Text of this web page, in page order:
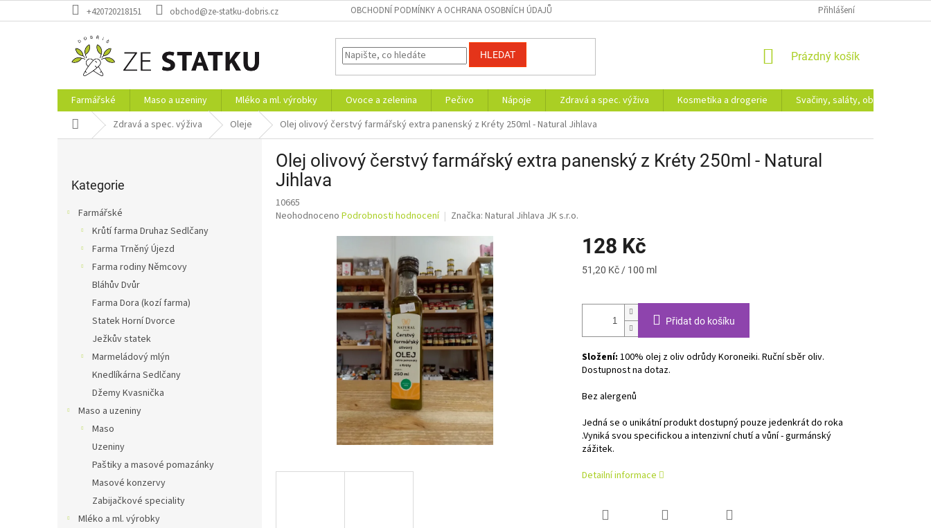
na
+420720218151 obchod@ze-statku-dobris.cz OBCHODNÍ PODMÍNKY A OCHRANA OSOBNÍCH ÚDAJŮ Přihlášení
HLEDAT
NÁKUPNÍ
Prázdný košík
Farmářské Maso a uzeniny Mléko a ml. výrobky Ovoce a zelenina Pečivo Nápoje Zdravá a spec. výživa Kosmetika a drogerie Svačiny, saláty, obědy
Domů Zdravá a spec. výživa Oleje Olej olivový čerstvý farmářský extra panenský z Kréty 250ml - Natural Jihlava
kategorie
Kategorie
Farmářské
Krůtí farma Druhaz Sedlčany
Farma Trněný Újezd
Farma rodiny Němcovy
Bláhův Dvůr
Farma Dora (kozí farma)
Statek Horní Dvorce
Ježkův statek
Marmeládový mlýn
Knedlíkárna Sedlčany
Džemy Kvasnička
Maso a uzeniny
Maso
Uzeniny
Paštiky a masové pomazánky
Masové konzervy
Zabijačkové speciality
Mléko a ml. výrobky
Olej olivový čerstvý farmářský extra panenský z Kréty 250ml - Natural
Jihlava
10665
Průměrné
Neohodnoceno Podrobnosti hodnocení Značka: Natural Jihlava JK s.r.o.
128 Kč
Měrná
51,20 Kč / 100 ml
Přidat do košíku
Složení: 100% olej z oliv odrůdy Koroneiki. Ruční sběr oliv.
Dostupnost na dotaz.
Bez alergenů
Jedná se o unikátní produkt dostupný pouze jedenkrát do roka
.Vyniká svou specifickou a intenzivní chutí a vůní - gurmánský
zážitek.
Detailní informace